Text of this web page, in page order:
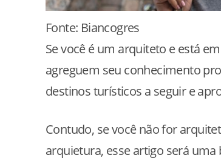
Fonte: Biancogres
Se você é um arquiteto e está
agreguem seu conhecimento
destinos turísticos a seguir e
Contudo, se você não for
arquietura, esse artigo será